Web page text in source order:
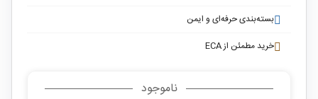
بسته‌بندی حرفه‌ای و ایمن
خرید مطمئن از ECA
ناموجود